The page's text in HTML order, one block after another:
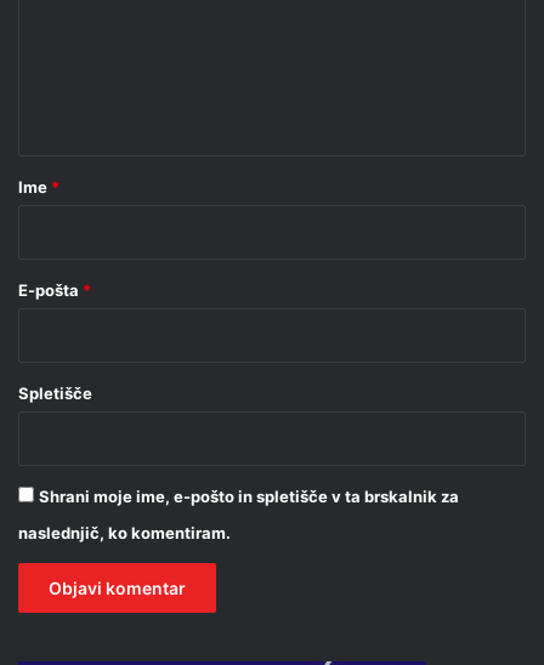
rIme *
E-pošta *
Spletišče
Shrani moje ime, e-pošto in spletišče v ta brskalnik za
naslednjič, ko komentiram.